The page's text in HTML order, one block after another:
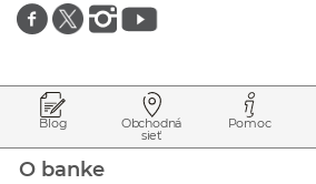
Znajdź nas na facebooku
Znajdź nas na twitterze
Znajdź nas na instagramie
Znajdź nas na youtube
Blog Obchodná
sieť
Pomoc
O banke